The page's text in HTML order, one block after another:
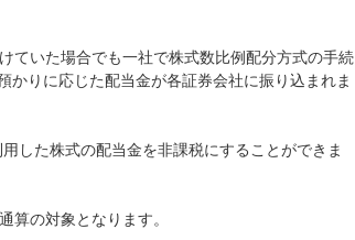
ていた場合でも一社で株式数比例配分方式の手続
かりに応じた配当金が各証券会社に振り込まれま
した株式の配当金を非課税にすることができま
。
算の対象となります。